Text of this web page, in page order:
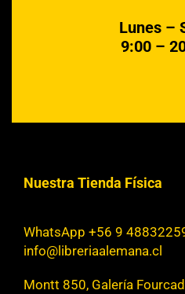
Lunes –
9:00 –
Nuestra Tienda Física
WhatsApp +56 9
info@libreriaalemana.cl
Montt 850, Galería